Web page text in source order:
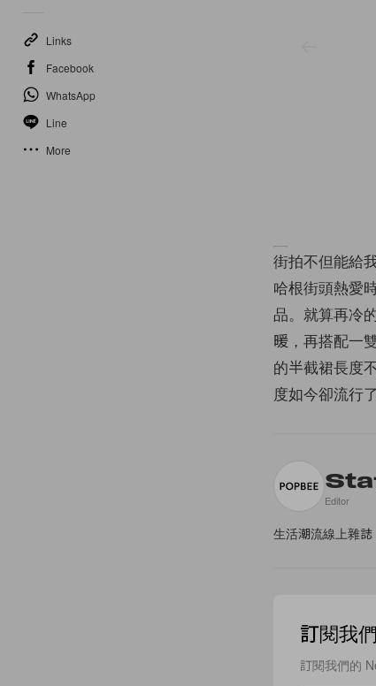
Links
Facebook
WhatsApp
Line
More
街拍不但能給
哈根街頭熱愛
品。就算再冷
暖，再搭配一
的半截裙長度
度如今卻流行
Editor
生活潮流線上雜
訂閱我
訂閱我們的